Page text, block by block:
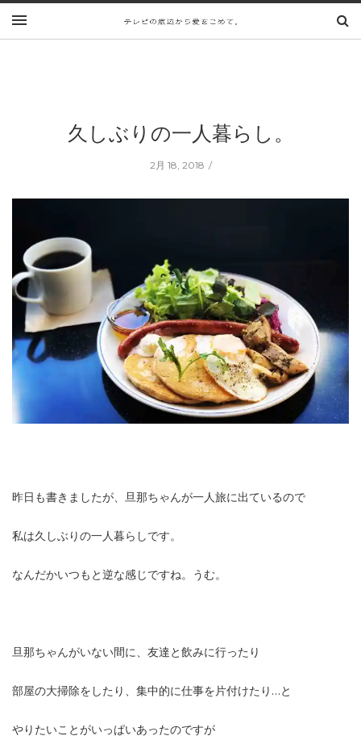
久しぶりの一人暮らし。
2月 18, 2018
昨日も書きましたが、旦那ちゃんが一人旅に出ているので
私は久しぶりの一人暮らしです。
なんだかいつもと逆な感じですね。うむ。
旦那ちゃんがいない間に、友達と飲みに行ったり
部屋の大掃除をしたり、集中的に仕事を片付けたり…と
やりたいことがいっぱいあったのですが